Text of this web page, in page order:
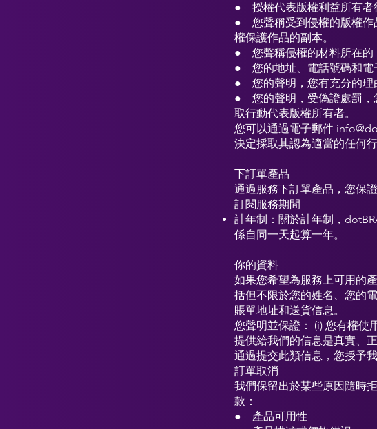
● 授權代表版權利益所有者
● 您聲稱受到侵權的版權作
權保護作品的副本。
● 您聲稱侵權的材料所在的
● 您的地址、電話號碼和電
● 您的聲明，您有充分的理
● 您的聲明，受偽證處罰，
取行動代表版權所有者。
您可以通過電子郵件
決定採取其認為適當的任何
下訂單產品
通過服務下訂單產品，您保
訂閱服務期間​
計年制：關於計年制，
係自同一天起算一年。
你的資料
如果您希望為服務上可用的
括但不限於您的姓名、您的
賬單地址和送貨信息。
您聲明並保證： (i) 您有權使
提供給我們的信息是真實、正
通過提交此類信息，您授予
訂單取消
我們保留出於某些原因隨時
款：
● 產品可用性